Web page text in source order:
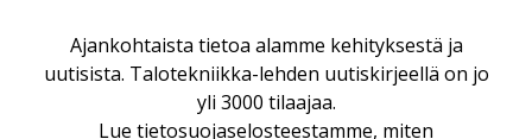
Ajankohtaista tietoa alamme kehityksestä ja
uutisista. Talotekniikka-lehden uutiskirjeellä on jo
yli 3000 tilaajaa.
Lue tietosuojaselosteestamme, miten